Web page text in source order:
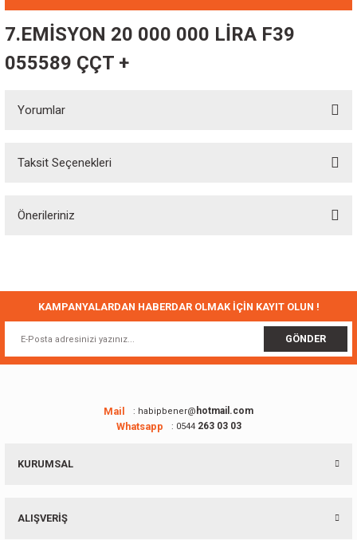
7.EMİSYON 20 000 000 LİRA F39
055589 ÇÇT +
Yorumlar
Taksit Seçenekleri
Önerileriniz
Ürün resmi kalitesiz, bozuk veya görüntülenemiyor.
Ürün fiyatı diğer sitelerden daha pahalı.
Bu ürüne benzer farklı alternatifler olmalı.
KAMPANYALARDAN HABERDAR OLMAK İÇİN KAYIT OLUN !
GÖNDER
Mail : habipbener@ hotmail.com
Whatsapp : 0544263 03 03
KURUMSAL
ALIŞVERİŞ